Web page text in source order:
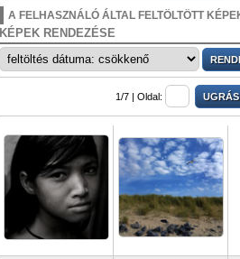
A FELHASZNÁLÓ ÁLTAL FELTÖLTÖTT
KÉPEK RENDEZÉSE
1/7 | Oldal: